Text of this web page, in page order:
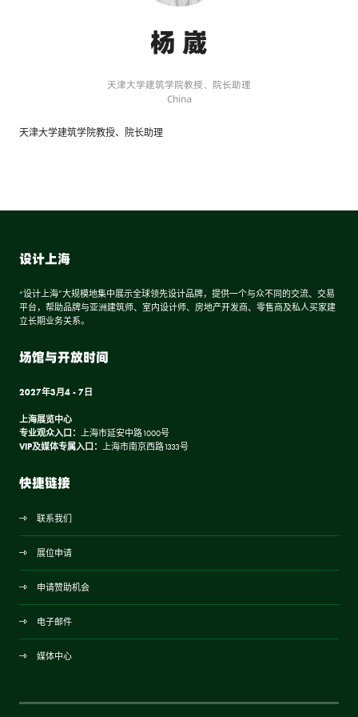
杨 崴
天津大学建筑学院教授、院长助理
China
天津大学建筑学院教授、院长助理
设计上海
“设计上海”大规模地集中展示全球领先设计品牌，提供一个与众不同的交流、交易
平台，帮助品牌与亚洲建筑师、室内设计师、房地产开发商、零售商及私人买家建
立长期业务关系。
场馆与开放时间
2027年3月4 - 7日
上海展览中心
专业观众入口： 上海市延安中路1000号
VIP及媒体专属入口： 上海市南京西路1333号
快捷链接
联系我们
展位申请
申请赞助机会
电子邮件
媒体中心